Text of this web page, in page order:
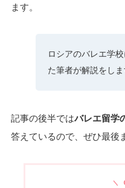
ます。
ロシアのバレエ学
た筆者が解説をしま
記事の後半ではバレエ留学
答えているので、ぜひ最後